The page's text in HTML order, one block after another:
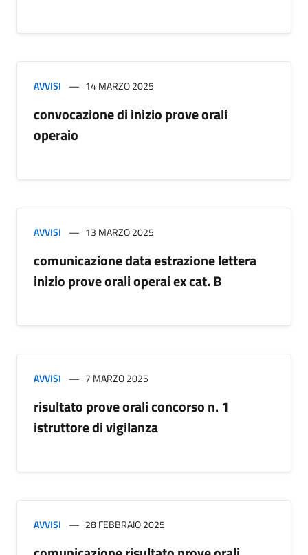
AVVISI 14 MARZO 2025
convocazione di inizio prove orali
operaio
AVVISI 13 MARZO 2025
comunicazione data estrazione lettera
inizio prove orali operai ex cat. B
AVVISI 7 MARZO 2025
risultato prove orali concorso n. 1
istruttore di vigilanza
AVVISI 28 FEBBRAIO 2025